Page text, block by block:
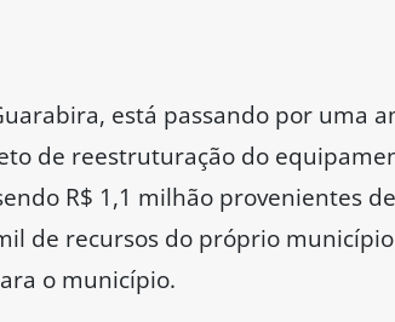
está passando por uma
de reestruturação do
R$ 1,1 milhão provenientes
de recursos do próprio
o município.